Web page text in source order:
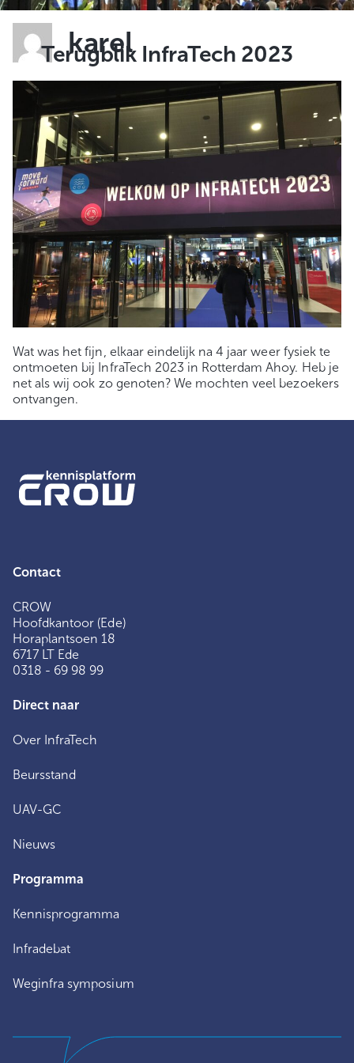
karel
Terugblik InfraTech 2023
Wat was het fijn, elkaar eindelijk na 4 jaar weer fysiek te
ontmoeten bij InfraTech 2023 in Rotterdam Ahoy. Heb je
net als wij ook zo genoten? We mochten veel bezoekers
ontvangen.
Contact
CROW
Hoofdkantoor (Ede)
Horaplantsoen 18
6717 LT Ede
0318 - 69 98 99
Direct naar
Over InfraTech
Beursstand
UAV-GC
Nieuws
Programma
Kennisprogramma
Infradebat
Weginfra symposium